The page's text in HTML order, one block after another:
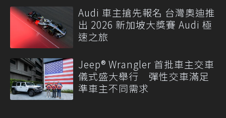
Audi 車主搶先報名 台灣奧迪推
出 2026 新加坡大獎賽 Audi 極
速之旅
Jeep® Wrangler 首批車主交車
儀式盛大舉行 彈性交車滿足
準車主不同需求